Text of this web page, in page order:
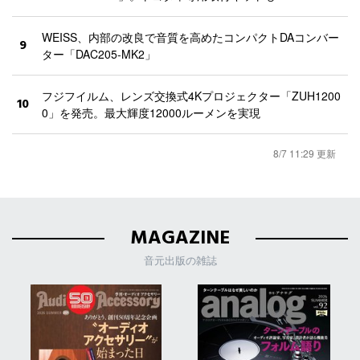
9
WEISS、内部の改良で音質を高めたコンパクトDAコンバー
ター「DAC205-MK2」
10
フジフイルム、レンズ交換式4Kプロジェクター「ZUH1200
0」を発売。最大輝度12000ルーメンを実現
8/7 11:29 更新
MAGAZINE
音元出版の雑誌